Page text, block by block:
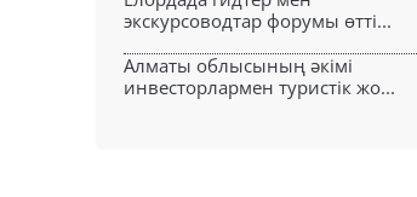
экскурсоводтар форумы өтті...
Алматы облысының әкімі
инвесторлармен туристік жо...